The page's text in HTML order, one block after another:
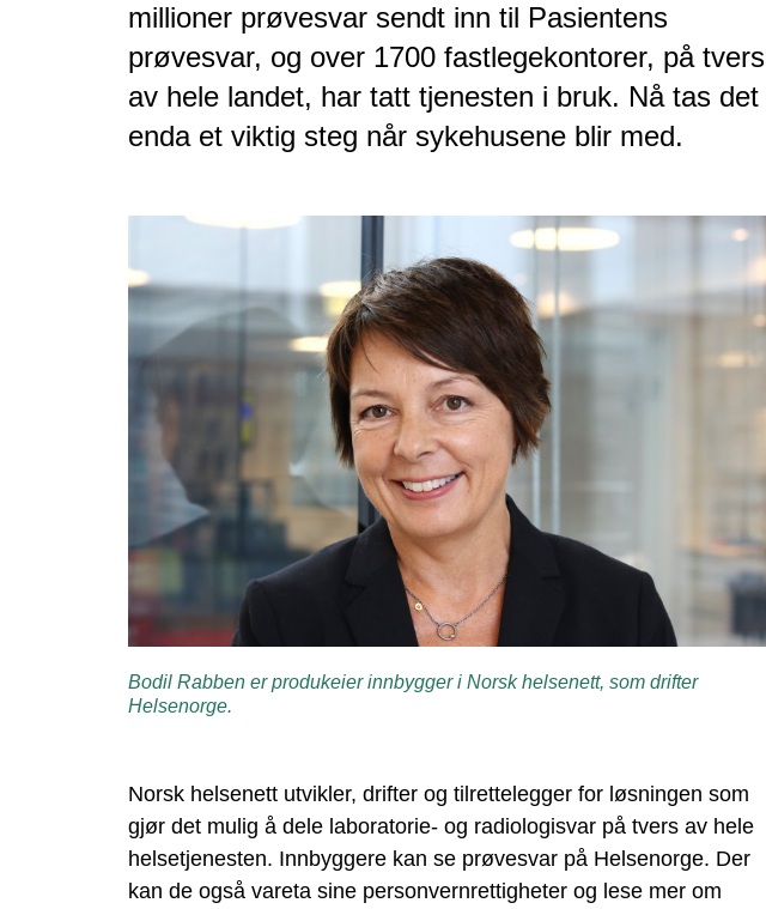
millioner prøvesvar sendt inn til Pasientens
prøvesvar, og over 1700 fastlegekontorer, på tvers
av hele landet, har tatt tjenesten i bruk. Nå tas det
enda et viktig steg når sykehusene blir med.
Bodil Rabben er produkeier innbygger i Norsk helsenett, som drifter
Helsenorge.
Norsk helsenett utvikler, drifter og tilrettelegger for løsningen som
gjør det mulig å dele laboratorie- og radiologisvar på tvers av hele
helsetjenesten. Innbyggere kan se prøvesvar på Helsenorge. Der
kan de også vareta sine personvernrettigheter og lese mer om